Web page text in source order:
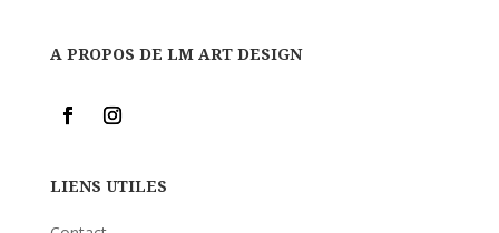
A PROPOS DE LM ART DESIGN
LIENS UTILES